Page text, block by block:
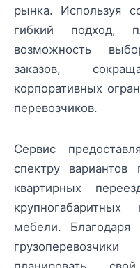
рынка. Используя
гибкий подход,
возможность
заказов,
корпоративных
перевозчиков.
Сервис
спектру
квартирных
мебели. Благодаря